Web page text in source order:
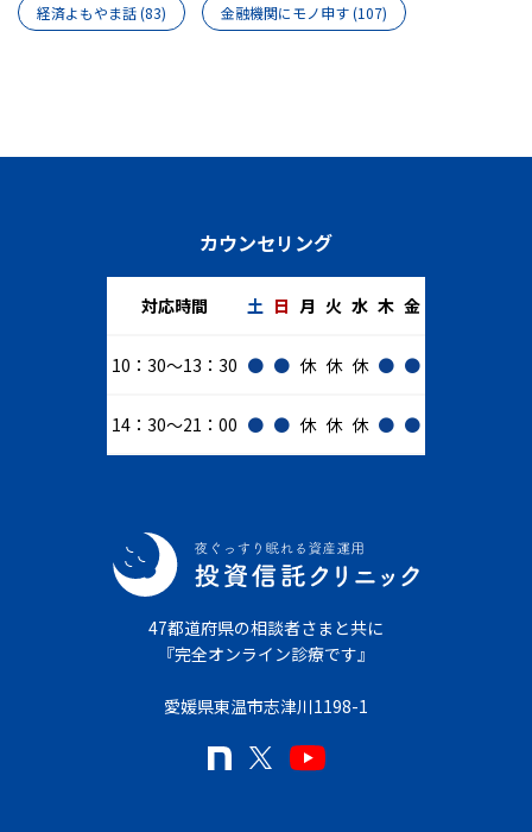
経済よもやま話(83) 金融機関にモノ申す(107)
カウンセリング
対応時間 土 日 月 火 水 木 金
10：30～13：30 ● ● 休 休 休 ● ●
14：30～21：00 ● ● 休 休 休 ● ●
47都道府県の相談者さまと共に
『完全オンライン診療です』
愛媛県東温市志津川1198-1